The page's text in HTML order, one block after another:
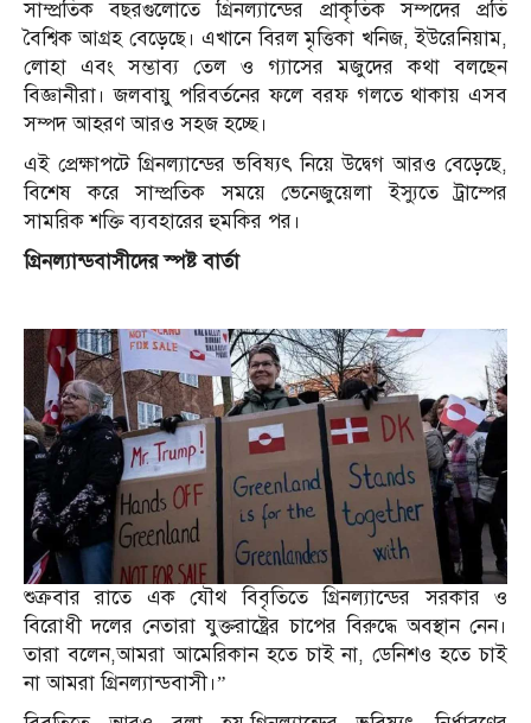
সাম্প্রতিক বছরগুলোতে গ্রিনল্যান্ডের প্রাকৃতিক সম্পদের প্রতি
বৈশ্বিক আগ্রহ বেড়েছে। এখানে বিরল মৃত্তিকা খনিজ, ইউরেনিয়াম,
লোহা এবং সম্ভাব্য তেল ও গ্যাসের মজুদের কথা বলছেন
বিজ্ঞানীরা। জলবায়ু পরিবর্তনের ফলে বরফ গলতে থাকায় এসব
সম্পদ আহরণ আরও সহজ হচ্ছে।
এই প্রেক্ষাপটে গ্রিনল্যান্ডের ভবিষ্যৎ নিয়ে উদ্বেগ আরও বেড়েছে,
বিশেষ করে সাম্প্রতিক সময়ে ভেনেজুয়েলা ইস্যুতে ট্রাম্পের
সামরিক শক্তি ব্যবহারের হুমকির পর।
গ্রিনল্যান্ডবাসীদের স্পষ্ট বার্তা
শুক্রবার রাতে এক যৌথ বিবৃতিতে গ্রিনল্যান্ডের সরকার ও
বিরোধী দলের নেতারা যুক্তরাষ্ট্রের চাপের বিরুদ্ধে অবস্থান নেন।
তারা বলেন,আমরা আমেরিকান হতে চাই না, ডেনিশও হতে চাই
না আমরা গ্রিনল্যান্ডবাসী।”